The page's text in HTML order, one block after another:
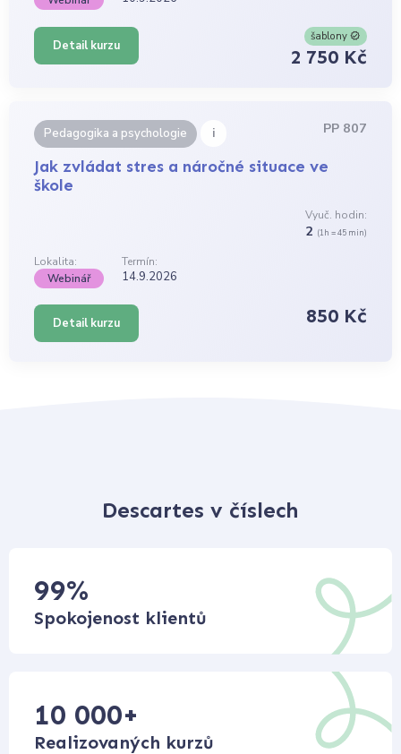
Detail kurzu
šablony
2 750 Kč
Pedagogika a psychologie i PP 807
Jak zvládat stres a náročné situace ve
škole
Vyuč. hodin:
2 (1h = 45 min)
Lokalita:
Termín:
Webinář
14.9.2026
Detail kurzu 850 Kč
Descartes v číslech
99%
Spokojenost klientů
10 000+
Realizovaných kurzů